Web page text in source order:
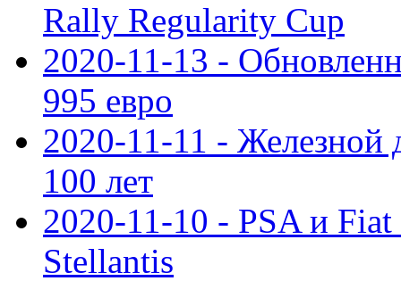
Rally Regularity Cup
2020-11-13 -
995 евро
2020-11-11 - Железной
100 лет
2020-11-10 - PSA и Fiat
Stellantis